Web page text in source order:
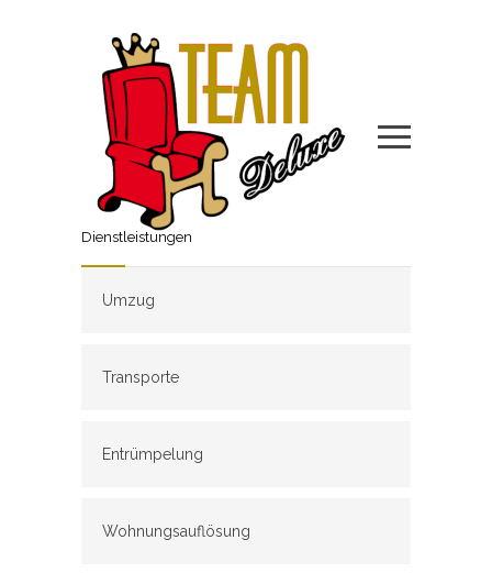
Dienstleistungen
Umzug
Transporte
Entrümpelung
Wohnungsauflösung